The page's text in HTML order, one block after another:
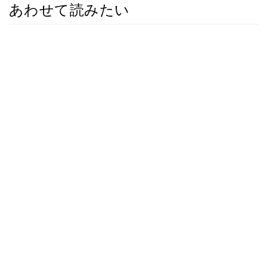
あわせて読みたい